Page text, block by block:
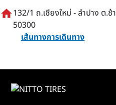
home132/1 ถ.เชียงใหม่ - ลำปาง ต.ช้
50300
เส้นทางการเดินทาง